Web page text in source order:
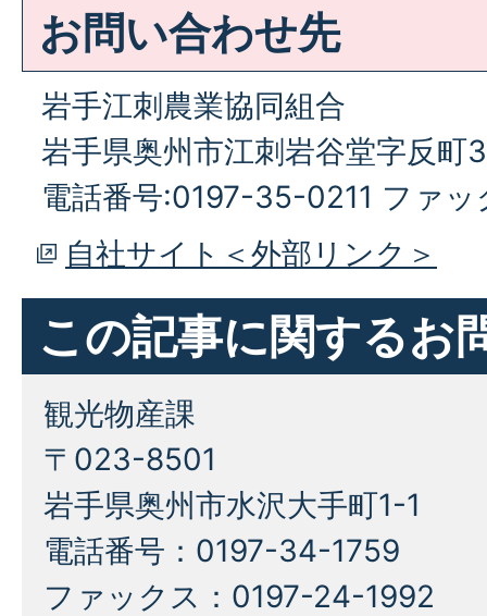
お問い合わせ先
岩手江刺農業協同組合
岩手県奥州市江刺岩谷堂字反町
電話番号:0197-35-0211 ファ
自社サイト＜外部リンク＞
この記事に関するお
観光物産課
〒023-8501
岩手県奥州市水沢大手町1-1
電話番号：0197-34-1759
ファックス：0197-24-1992